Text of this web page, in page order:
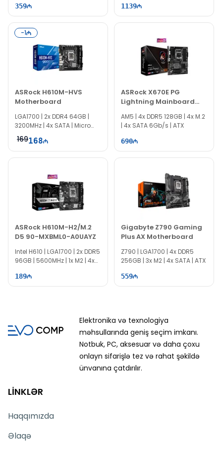
359 1139
-1
ASRock H610M-HVS
Motherboard
LGA1700​​​​​​​ | 2x DDR4 64GB |
3200MHz | 4x SATA | Micro
ATX
169168
ASRock X670E PG
Lightning Mainboard
90-MXBJ60-A0UAYZ
AM5 | 4x DDR5 128GB | 4x M.2
| 4x SATA 6Gb/s | ATX
690
ASRock H610M-H2/M.2
D5 90-MXBML0-A0UAYZ
Intel H610 | LGA1700 | 2x DDR5
96GB | 5600MHz | 1x M2 | 4x
189
Gigabyte Z790 Gaming
Plus AX Motherboard
Z790 | LGA1700​ | 4x DDR5
256GB | 3x M2 | 4x SATA | ATX
559
Elektronika və texnologiya
məhsullarında geniş seçim imkanı.
Notbuk, PC, aksesuar və daha çoxu
onlayn sifarişlə tez və rahat şəkildə
ünvanına çatdırılır.
LİNKLƏR
Haqqımızda
Əlaqə